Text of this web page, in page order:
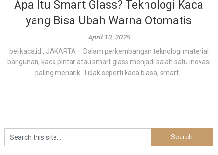
Apa Itu Smart Glass? Teknologi Kaca
yang Bisa Ubah Warna Otomatis
April 10, 2025
belikaca.id , JAKARTA – Dalam perkembangan teknologi material
bangunan, kaca pintar atau smart glass menjadi salah satu inovasi
paling menarik. Tidak seperti kaca biasa, smart...